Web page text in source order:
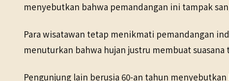
menyebutkan bahwa pemandangan ini tampak
Para wisatawan tetap menikmati pemandangan
menuturkan bahwa hujan justru membuat
Pengunjung lain berusia 60-an tahun